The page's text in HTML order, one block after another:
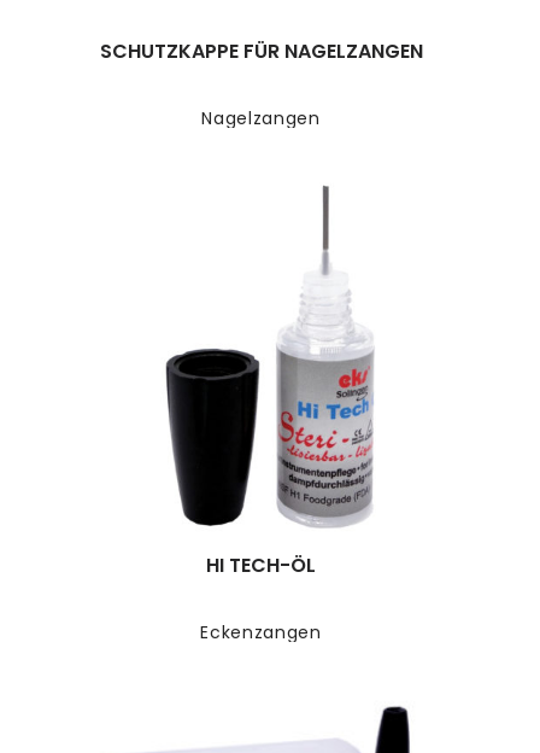
Nagelzangen
SCHUTZKAPPE FÜR NAGELZANGEN
Eckenzangen
HI TECH-ÖL